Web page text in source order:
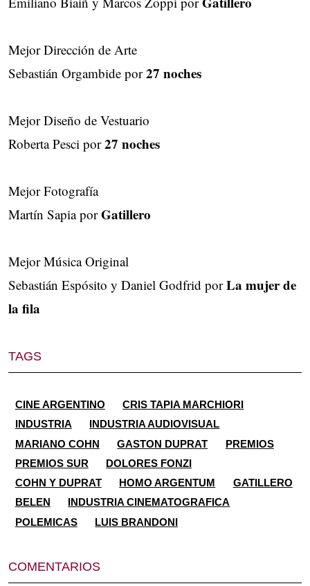
Mejor Dirección de Arte
Sebastián Orgambide por27 noches
Mejor Diseño de Vestuario
Roberta Pesci por27 noches
Mejor Fotografía
Martín Sapia porGatillero
Mejor Música Original
Sebastián Espósito y Daniel Godfrid porLa mujer de
la fila
TAGS
CINE ARGENTINO
CRIS TAPIA MARCHIORI
INDUSTRIA
INDUSTRIA AUDIOVISUAL
MARIANO COHN
GASTON DUPRAT
PREMIOS
PREMIOS SUR
DOLORES FONZI
COHN Y DUPRAT
HOMO ARGENTUM
GATILLERO
BELEN
INDUSTRIA CINEMATOGRAFICA
POLEMICAS
LUIS BRANDONI
COMENTARIOS